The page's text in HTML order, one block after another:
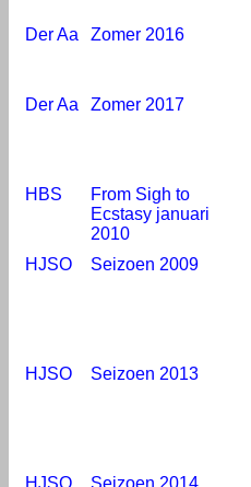
Der Aa Zomer 2016
Der Aa Zomer 2017
HBS
From Sigh to
Ecstasy januari
2010
HJSO Seizoen 2009
HJSO
Seizoen 2013
HJSO
Seizoen 2014